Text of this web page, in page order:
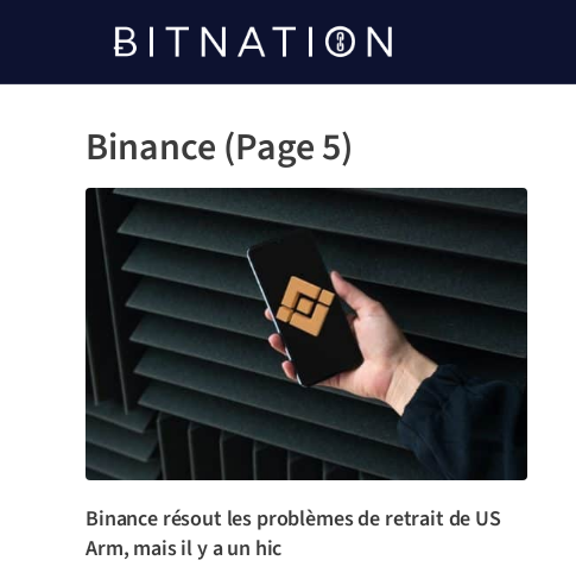
Bitnation
Binance (Page 5)
Binance résout les problèmes de retrait de US
Arm, mais il y a un hic